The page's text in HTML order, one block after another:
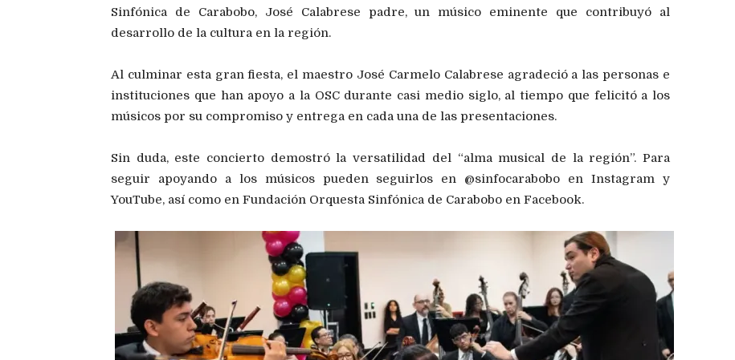
Sinfónica de Carabobo, José Calabrese padre, un músico eminente que contribuyó al
desarrollo de la cultura en la región.
Al culminar esta gran fiesta, el maestro José Carmelo Calabrese agradeció a las personas e
instituciones que han apoyo a la OSC durante casi medio siglo, al tiempo que felicitó a los
músicos por su compromiso y entrega en cada una de las presentaciones.
Sin duda, este concierto demostró la versatilidad del “alma musical de la región”. Para
seguir apoyando a los músicos pueden seguirlos en @sinfocarabobo en Instagram y
YouTube, así como en Fundación Orquesta Sinfónica de Carabobo en Facebook.